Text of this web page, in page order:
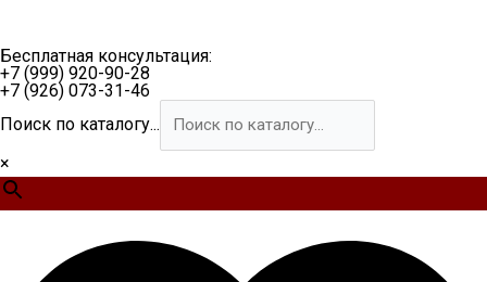
Бесплатная консультация:
+7 (999) 920-90-28
+7 (926) 073-31-46
Поиск по каталогу...
×